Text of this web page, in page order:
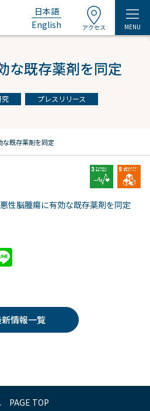
日本語
English
アクセス MENU
な既存薬剤を同定
究 プレスリリース
な既存薬剤を同定
性脳腫瘍に有効な既存薬剤を同定
情報一覧
PAGE TOP